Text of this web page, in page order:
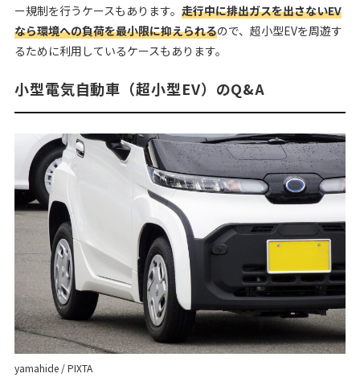
ー規制を行うケースもあります。 走行中に排出ガスを出さないEV
なら環境への負荷を最小限に抑えられるので、超小型EVを周遊す
るために利用しているケースもあります。
小型電気自動車（超小型EV）のQ&A
yamahide / PIXTA